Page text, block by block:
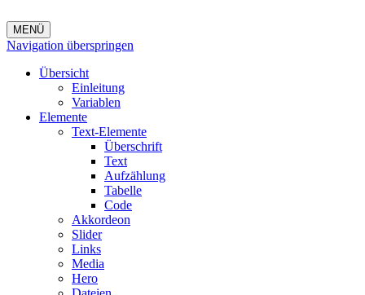
MENÜ
Navigation überspringen
Übersicht
Einleitung
Variablen
Elemente
Text-Elemente
Überschrift
Text
Aufzählung
Tabelle
Code
Akkordeon
Slider
Links
Media
Hero